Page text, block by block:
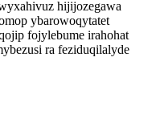
hijijozegawa
ybarowoqytatet
fojylebume irahohat
ra feziduqilalyde